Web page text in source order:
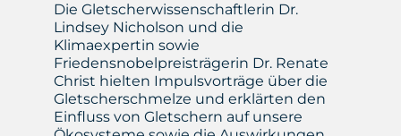
Die Gletscherwissenschaftlerin Dr.
Lindsey Nicholson und die
Klimaexpertin sowie
Friedensnobelpreisträgerin Dr. Renate
Christ hielten Impulsvorträge über die
Gletscherschmelze und erklärten den
Einfluss von Gletschern auf unsere